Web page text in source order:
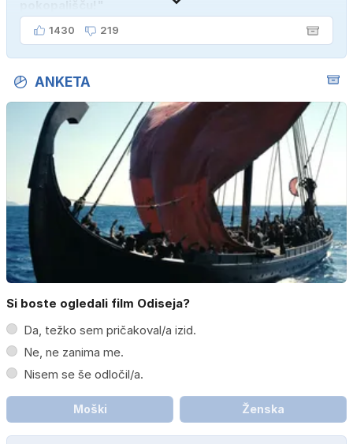
1430 219
ANKETA
Si boste ogledali film Odiseja?
Da, težko sem pričakoval/a izid.
Ne, ne zanima me.
Nisem se še odločil/a.
Moški Ženska